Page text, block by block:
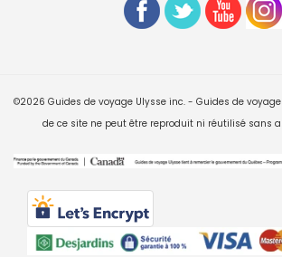
©2026 Guides de voyage Ulysse inc. - Guides de
de ce site ne peut être reproduit ni réutilisé sans